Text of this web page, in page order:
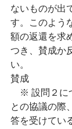
ないものが出
す。このよう
額の返還を求
つき、賛成か
い。
賛成　　　　
※ 設問２に
との協議の際
答を受けてい